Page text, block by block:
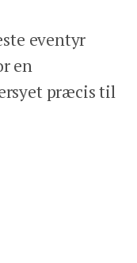
eventyr
en
præcis til